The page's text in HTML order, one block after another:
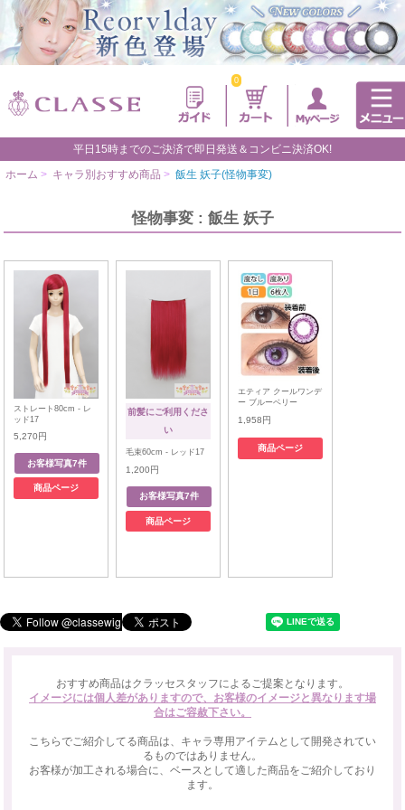
0
平日15時までのご決済で即日発送＆コンビニ決済OK!
ホーム > キャラ別おすすめ商品 > 飯生 妖子(怪物事変)
怪物事変 : 飯生 妖子
ストレート80cm - レ
ッド17
5,270円
商品ページ
前髪にご利用くださ
い
毛束60cm - レッド17
1,200円
商品ページ
エティア クールワンデ
ー ブルーベリー
1,958円
商品ページ
おすすめ商品はクラッセスタッフによるご提案となります。
イメージには個人差がありますので、お客様のイメージと異なります場
合はご容赦下さい。
こちらでご紹介してる商品は、キャラ専用アイテムとして開発されてい
るものではありません。
お客様が加工される場合に、ベースとして適した商品をご紹介しており
ます。